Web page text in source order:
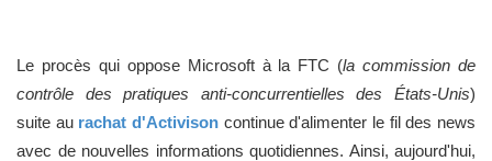
Le procès qui oppose Microsoft à la FTC (la commission de
contrôle des pratiques anti-concurrentielles des États-Unis)
suite aurachat d'Activison continue d'alimenter le fil des news
avec de nouvelles informations quotidiennes. Ainsi, aujourd'hui,